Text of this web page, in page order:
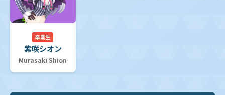
卒業生
紫咲シオン
Murasaki Shion